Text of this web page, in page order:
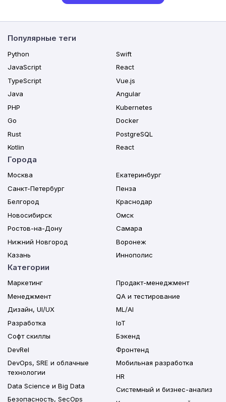
Популярные теги
Python
JavaScript
TypeScript
Java
PHP
Go
Rust
Kotlin
Swift
React
Vue.js
Angular
Kubernetes
Docker
PostgreSQL
React
Города
Москва
Санкт-Петербург
Белгород
Новосибирск
Ростов-на-Дону
Нижний Новгород
Казань
Екатеринбург
Пенза
Краснодар
Омск
Самара
Воронеж
Иннополис
Категории
Маркетинг
Менеджмент
Дизайн, UI/UX
Разработка
Софт скиллы
DevRel
DevOps, SRE и облачные
технологии
Data Science и Big Data
Безопасность, SecOps
Продакт-менеджмент
QA и тестирование
ML/AI
IoT
Бэкенд
Фронтенд
Мобильная разработка
HR
Системный и бизнес-анализ